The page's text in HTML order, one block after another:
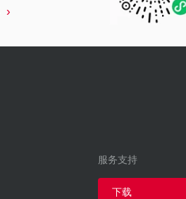
服务支持
下载